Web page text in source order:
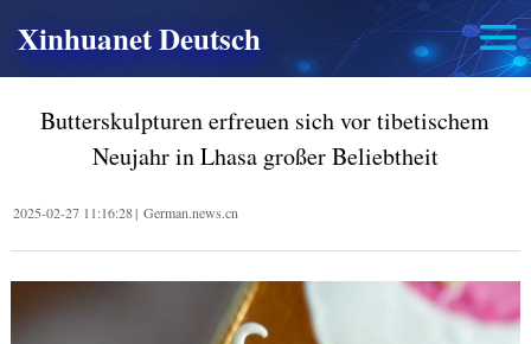
Xinhuanet Deutsch
Butterskulpturen erfreuen sich vor tibetischem
Neujahr in Lhasa großer Beliebtheit
2025-02-27 11:16:28| German.news.cn